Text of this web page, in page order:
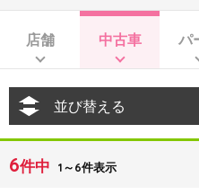
店舗 中古車 パ
並び替える
6件中 1～6件表示